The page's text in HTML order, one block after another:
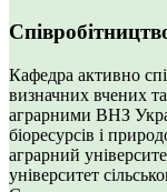
Кафедра активно
визначних вчених
аграрними ВНЗ
біоресурсів і
аграрний
університет